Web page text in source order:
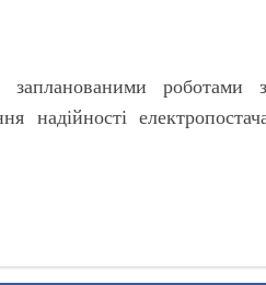
запланованими роботами
надійності